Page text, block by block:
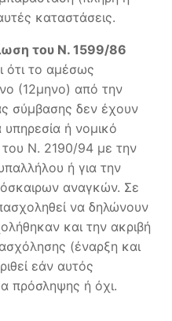
καταστάσεις.
του Ν. 1599/86
ότι το αμέσως
(12μηνο) από την
σύμβασης δεν έχουν
ή νομικό
Ν. 2190/94 με την
ή για την
αναγκών. Σε
να δηλώνουν
και την ακριβή
(έναρξη και
εάν αυτός
πρόσληψης ή όχι.